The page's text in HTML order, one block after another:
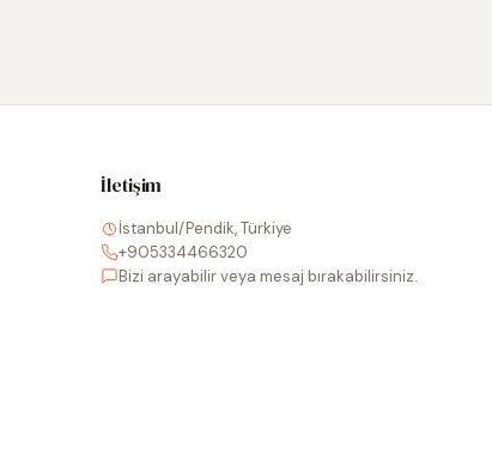
İletişim
İstanbul/Pendik, Türkiye
+905334466320
Bizi arayabilir veya mesaj bırakabilirsiniz.